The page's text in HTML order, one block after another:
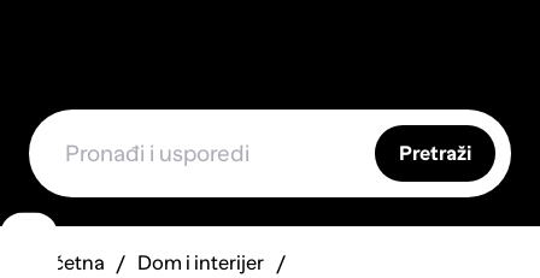
Pretraži
Početna
Dom i interijer